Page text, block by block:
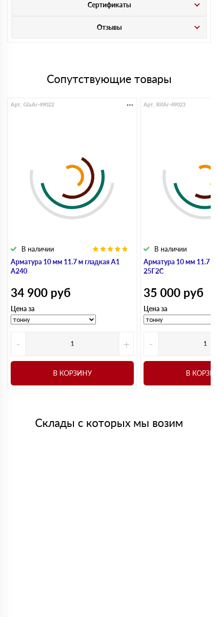
Сертификаты
Отзывы
Сопутствующие товары
Арматура 10 мм 11.7 м гладкая А1
А240
В наличии
Арт. GlaAr-49022
34 900 руб
Цена за
- +
В КОРЗИНУ
Арматура 10 мм 11.7 м
25Г2С
В наличии
Арт. RifAr-49023
35 000 руб
Цена за
-
В
Склады с которых мы возим